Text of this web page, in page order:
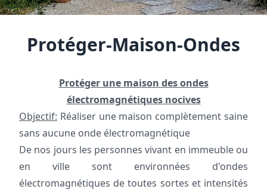
Protéger-Maison-Ondes
Protéger une maison des ondes
électromagnétiques nocives
Objectif: Réaliser une maison complètement saine
sans aucune onde électromagnétique
De nos jours les personnes vivant en immeuble ou
en ville sont environnées d'ondes
électromagnétiques de toutes sortes et intensités